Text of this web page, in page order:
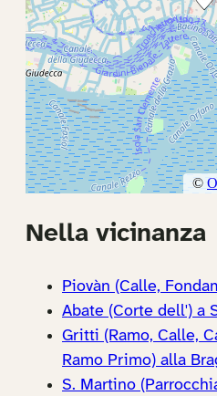
Nella vicinanza
Piovàn (Calle,
Abate (Corte dell') a
Gritti (Ramo, Calle,
Ramo Primo) alla
S. Martino